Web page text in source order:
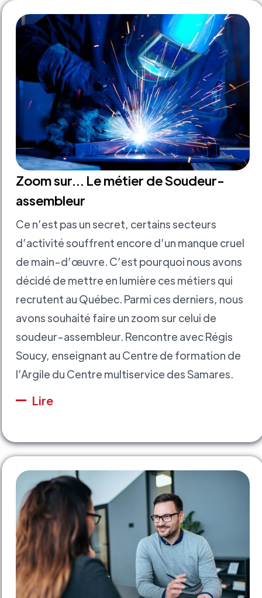
Zoom sur... Le métier de Soudeur-
assembleur
Ce n’est pas un secret, certains secteurs
d’activité souffrent encore d’un manque cruel
de main-d’œuvre. C’est pourquoi nous avons
décidé de mettre en lumière ces métiers qui
recrutent au Québec. Parmi ces derniers, nous
avons souhaité faire un zoom sur celui de
soudeur-assembleur. Rencontre avec Régis
Soucy, enseignant au Centre de formation de
l’Argile du Centre multiservice des Samares.
Lire